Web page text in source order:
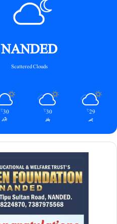
NANDED
Scattered Clouds
29
℃
جمعہ
30
℃
ہفتہ
30
℃
اتوار